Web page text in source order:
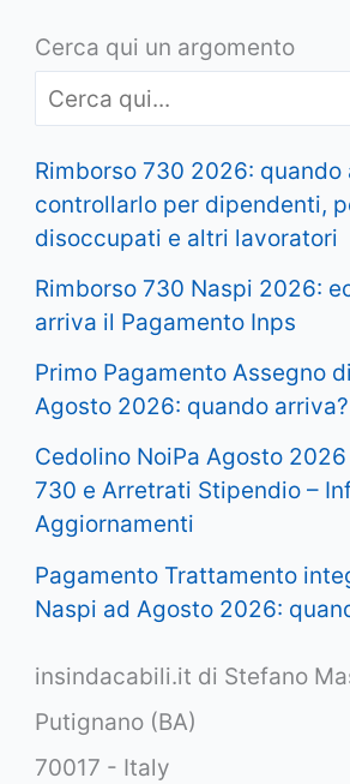
Cerca qui un argomento
Rimborso 730 2026: quando
controllarlo per dipendenti,
disoccupati e altri lavoratori
Rimborso 730 Naspi 2026:
arriva il Pagamento Inps
Primo Pagamento Assegno
Agosto 2026: quando arriva?
Cedolino NoiPa Agosto
730 e Arretrati Stipendio –
Aggiornamenti
Pagamento Trattamento
Naspi ad Agosto 2026:
insindacabili.it di Stefano
Putignano (BA)
70017 - Italy